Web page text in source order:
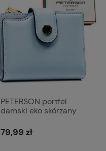
PETERSON portfel
damski eko skórzany
suwakiem P238 jasny
niebieski
79,99 zł